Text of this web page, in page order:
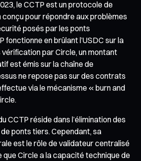
le CCTP est un protocole de
pour répondre aux problèmes
posés par les ponts
fonctionne en brûlant l’USDC sur la
par Circle, un montant
est émis sur la chaîne de
ne repose pas sur des contrats
via le mécanisme « burn and
CCTP réside dans l’élimination des
ponts tiers. Cependant, sa
est le rôle de validateur centralisé
que Circle a la capacité technique de